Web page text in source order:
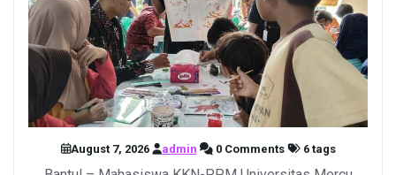
August 7, 2026 admin 0 Comments 6 tags